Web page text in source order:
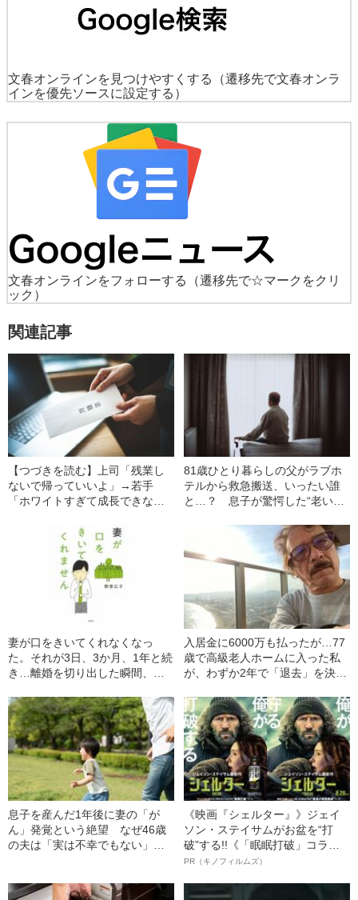
文春オンラインを見つけやすくする
（遷移先で文春オンラ
インを優先ソースに設定する）
文春オンラインをフォローする
（遷移先で☆マークをクリ
ック）
関連記事
【つづきを読む】上司「残業し
ないで帰っていいよ」→若手
「ホワイトすぎて成長できな
ぐに会社を辞めてしまう“本当の
81歳ひとり暮らしの父がラブホ
テルから救急搬送、いったい誰
と…？ 息子が驚愕した“老いた
妻が口をきいてくれなくなっ
た。それが3日、3か月、1年と続
き…離婚を切り出した瞬間、妻
入居金に6000万も払ったが…77
歳で高級老人ホームに入った私
が、わずか2年で「退去」を決意
息子を産んだ1年後に妻の「が
ん」発覚という絶望 なぜ46歳
の夫は「実は不幸でもない」と
《映画『シェルター』》ジェイ
ソン・ステイサムがお盆を“打
破”する!!《「眠眠打破」コラ
ボ》
PR（キノフィルムズ）